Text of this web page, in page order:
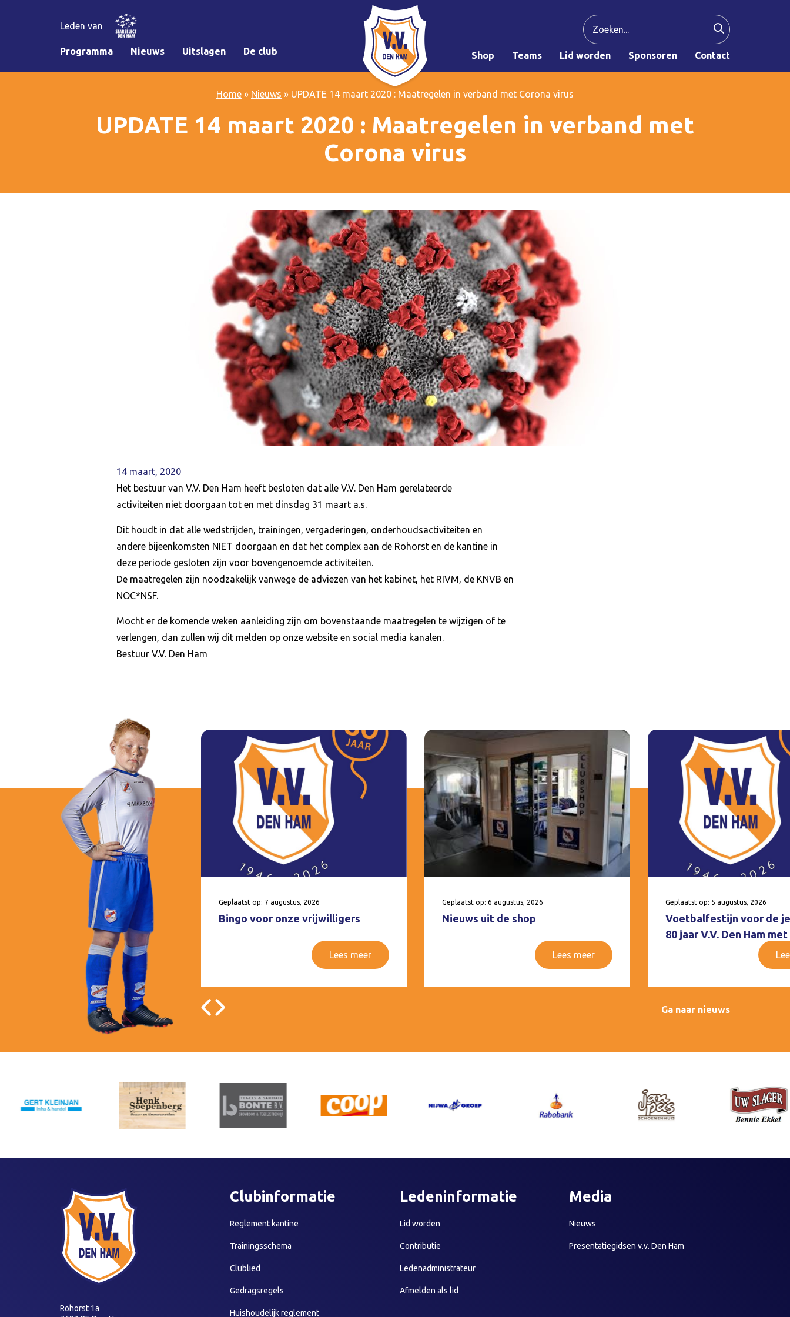
Leden van
Programma Nieuws Uitslagen De club Shop Teams Lid worden Sponsoren Contact
Home » Nieuws » UPDATE 14 maart 2020 : Maatregelen in verband met Corona virus
UPDATE 14 maart 2020 : Maatregelen in verband met
Corona virus
14 maart, 2020
Het bestuur van V.V. Den Ham heeft besloten dat alle V.V. Den Ham gerelateerde
activiteiten niet doorgaan tot en met dinsdag 31 maart a.s.
Dit houdt in dat alle wedstrijden, trainingen, vergaderingen, onderhoudsactiviteiten en
andere bijeenkomsten NIET doorgaan en dat het complex aan de Rohorst en de kantine in
deze periode gesloten zijn voor bovengenoemde activiteiten.
De maatregelen zijn noodzakelijk vanwege de adviezen van het kabinet, het RIVM, de KNVB en
NOC*NSF.
Mocht er de komende weken aanleiding zijn om bovenstaande maatregelen te wijzigen of te
verlengen, dan zullen wij dit melden op onze website en social media kanalen.
Bestuur V.V. Den Ham
Geplaatst op: 7 augustus, 2026
Bingo voor onze vrijwilligers
Lees meer
Geplaatst op: 6 augustus, 2026
Nieuws uit de shop
Lees meer
Geplaatst op: 5 augustus, 2026
Voetbalfestijn voor de
80 jaar V.V. Den Ham
Ga naar nieuws
Rohorst 1a
Clubinformatie
Reglement kantine
Trainingsschema
Clublied
Gedragsregels
Huishoudelijk reglement
Ledeninformatie
Lid worden
Contributie
Ledenadministrateur
Afmelden als lid
Media
Nieuws
Presentatiegidsen v.v. Den Ham